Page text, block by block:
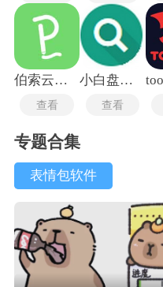
伯索云学堂
查看
小白盘安卓版
查看
专题合集
表情包软件